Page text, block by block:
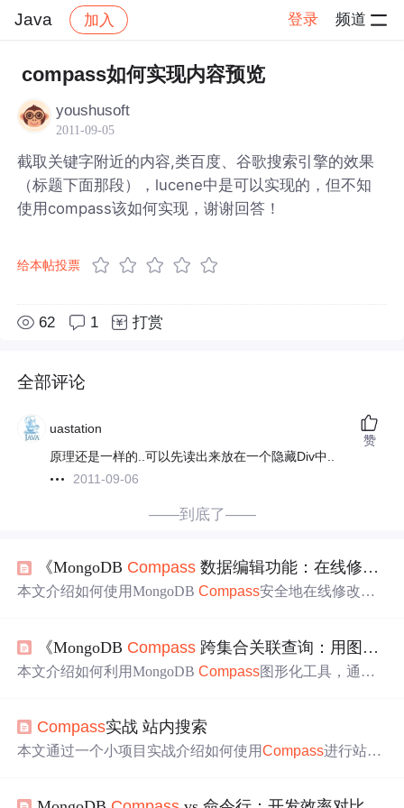
Java 加入 登录 频道
帖子详情
compass如何实现内容预览
youshusoft
2011-09-05
截取关键字附近的内容,类百度、谷歌搜索引擎的效果
（标题下面那段），lucene中是可以实现的，但不知
使用compass该如何实现，谢谢回答！
给本帖投票
62 1 打赏
全部评论
uastation
原理还是一样的..可以先读出来放在一个隐藏Div中..
2011-09-06
赞
——到底了——
《MongoDB Compass 数据编辑功能：在线修改文档
本文介绍如何使用MongoDBCompass安全地在线修改文
等功能，有效降低误操作导致的数据损坏风险，提升数据
管理的安全性与效率。
《MongoDB Compass 跨集合关联查询：用图形化工具
本文介绍如何利用MongoDBCompass图形化工具，通过
实时结果预览，适用于数据整合与开发原型设计。
Compass实战 站内搜索
本文通过一个小项目实战介绍如何使用Compass进行站内